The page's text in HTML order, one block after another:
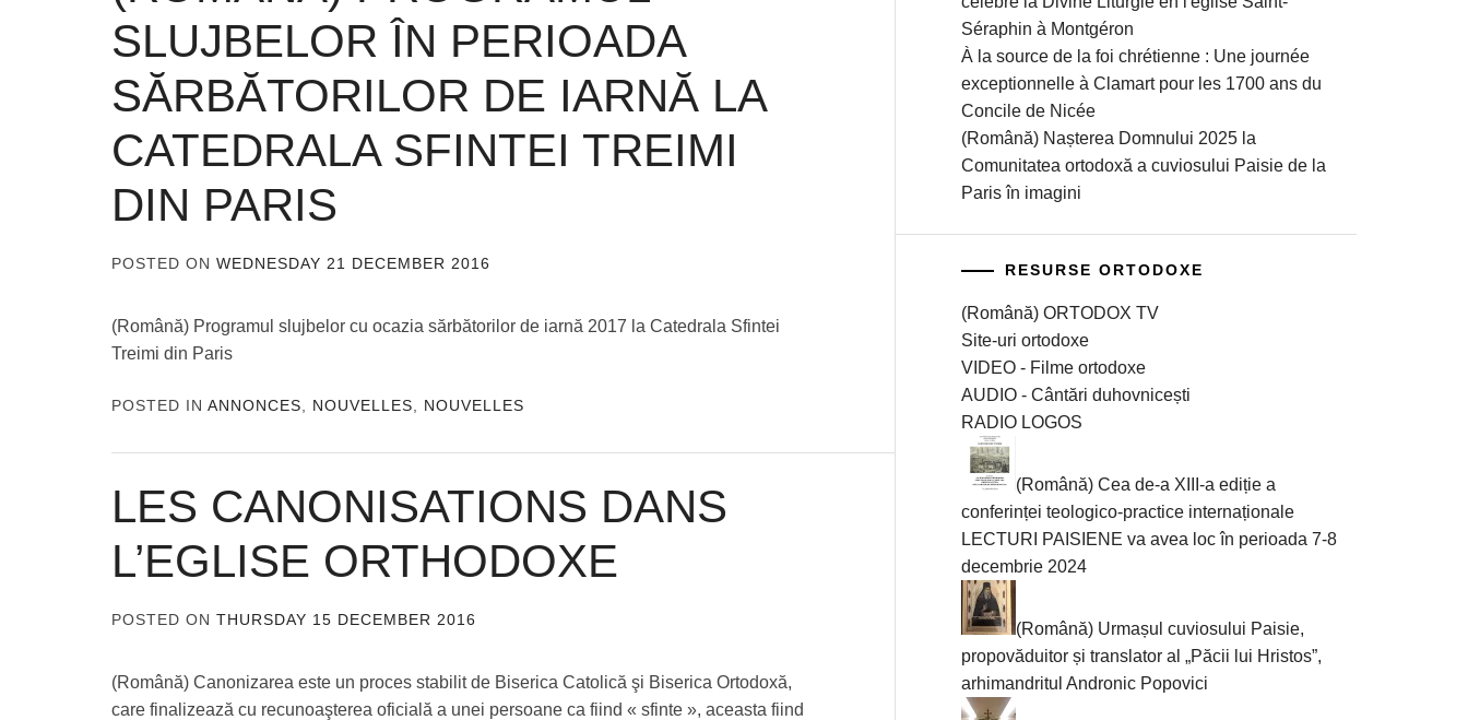
SLUJBELOR ÎN PERIOADA
SĂRBĂTORILOR DE IARNĂ LA
CATEDRALA SFINTEI TREIMI
DIN PARIS
POSTED ON WEDNESDAY 21 DECEMBER 2016
(Română) Programul slujbelor cu ocazia sărbătorilor de iarnă 2017 la Catedrala Sfintei
Treimi din Paris
POSTED IN ANNONCES NOUVELLES NOUVELLES
LES CANONISATIONS DANS
L’EGLISE ORTHODOXE
POSTED ON THURSDAY 15 DECEMBER 2016
(Română) Canonizarea este un proces stabilit de Biserica Catolică şi Biserica Ortodoxă,
care finalizează cu recunoaşterea oficială a unei persoane ca fiind « sfinte », aceasta fiind
Séraphin à Montgéron
À la source de la foi chrétienne : Une journée
exceptionnelle à Clamart pour les 1700 ans du
Concile de Nicée
(Română) Nașterea Domnului 2025 la
Comunitatea ortodoxă a cuviosului Paisie de la
Paris în imagini
RESURSE ORTODOXE
(Română) ORTODOX TV
Site-uri ortodoxe
VIDEO - Filme ortodoxe
AUDIO - Cântări duhovnicești
RADIO LOGOS
(Română) Cea de-a XIII-a ediție a
conferinței teologico-practice internaționale
LECTURI PAISIENE va avea loc în perioada 7-8
decembrie 2024
(Română) Urmașul cuviosului Paisie,
propovăduitor și translator al „Păcii lui Hristos”,
arhimandritul Andronic Popovici